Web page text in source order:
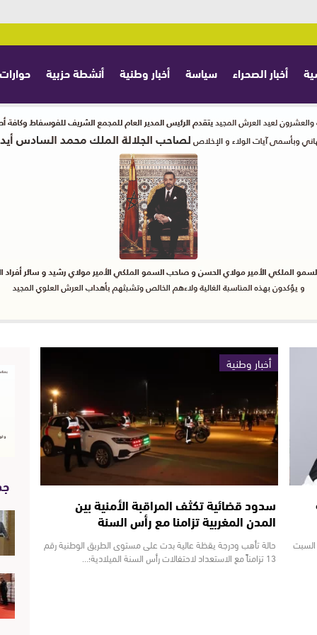
أخبار الصحراء سياسة أخبار وطنية أنشطة حزبية
السبت
أخبار وطنية
سدود قضائية تكثف المراقبة الأمنية بين
المدن المغربية تزامنا مع رأس السنة
حالة تأهب ودرجة يقظة عالية بدت على مستوى الطريق الوطنية رقم
13 تزامناً مع الاستعداد لاحتفالات رأس السنة الميلادية؛…